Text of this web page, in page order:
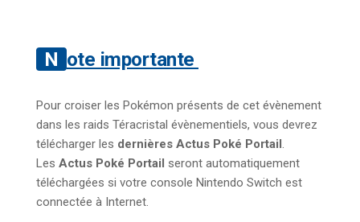
Note importante
Pour croiser les Pokémon présents de cet évènement
dans les raids Téracristal évènementiels, vous devrez
télécharger les dernières Actus Poké Portail.
Les Actus Poké Portail seront automatiquement
téléchargées si votre console Nintendo Switch est
connectée à Internet.